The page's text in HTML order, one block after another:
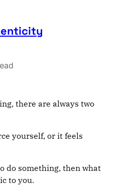
there are always two
yourself, or it feels
do something, then what
to you.